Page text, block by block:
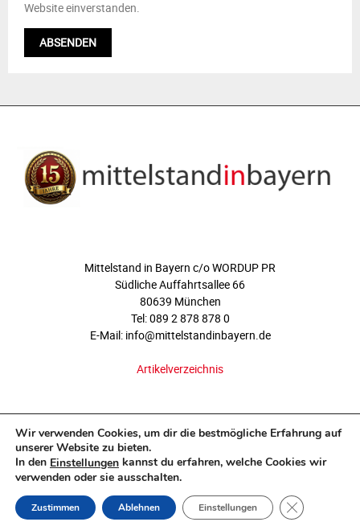
Website einverstanden.
Mittelstand in Bayern c/o WORDUP PR
Südliche Auffahrtsallee 66
80639 München
Tel: 089 2 878 878 0
E-Mail: info@mittelstandinbayern.de
Artikelverzeichnis
©2011-2026 - www.mittelstandinbayern.de.
Wir verwenden Cookies, um dir die bestmögliche Erfahrung auf
unserer Website zu bieten.
In den Einstellungen kannst du erfahren, welche Cookies wir
verwenden oder sie ausschalten.
Zustimmen Ablehnen Einstellungen GDPR